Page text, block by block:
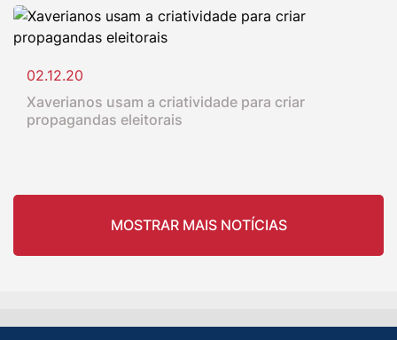
02.12.20
Xaverianos usam a criatividade para criar
propagandas eleitorais
MOSTRAR MAIS NOTÍCIAS